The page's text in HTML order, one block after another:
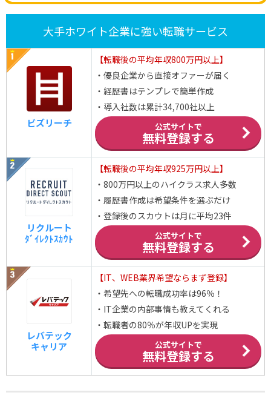
大手ホワイト企業に強い転職サービス
ビズリーチ
【転職後の平均年収800万円以上】
・優良企業から直接オファーが届く
・経歴書はテンプレで簡単作成
・導入社数は累計34,700社以上
公式サイトで
無料登録する
リクルート
ﾀﾞｲﾚｸﾄｽｶｳﾄ
【転職後の平均年収925万円以上】
・800万円以上のハイクラス求人多数
・履歴書作成は希望条件を選ぶだけ
・登録後のスカウトは月に平均23件
公式サイトで
無料登録する
レバテック
キャリア
【IT、WEB業界希望ならまず登録】
・希望先への転職成功率は96％！
・IT企業の内部事情も教えてくれる
・転職者の80％が年収UPを実現
公式サイトで
無料登録する